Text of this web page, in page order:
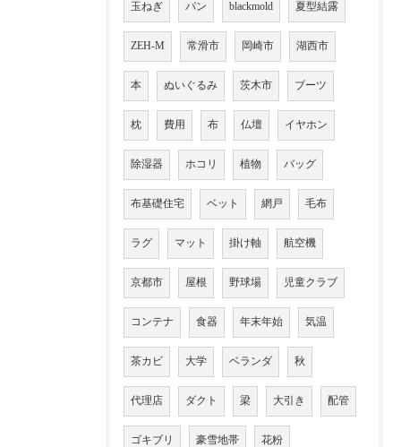
玉ねぎ パン blackmold 夏型結露
ZEH-M 常滑市 岡崎市 湖西市
本 ぬいぐるみ 茨木市 ブーツ
枕 費用 布 仏壇 イヤホン
除湿器 ホコリ 植物 バッグ
布基礎住宅 ベット 網戸 毛布
ラグ マット 掛け軸 航空機
京都市 屋根 野球場 児童クラブ
コンテナ 食器 年末年始 気温
茶カビ 大学 ベランダ 秋
代理店 ダクト 梁 大引き 配管
ゴキブリ 豪雪地帯 花粉